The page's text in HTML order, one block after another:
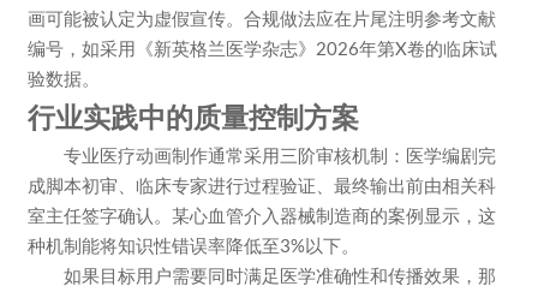
画可能被认定为虚假宣传。合规做法应在片尾注明参考文献
编号，如采用《新英格兰医学杂志》2026年第X卷的临床试
验数据。
行业实践中的质量控制方案
专业医疗动画制作通常采用三阶审核机制：医学编剧完
成脚本初审、临床专家进行过程验证、最终输出前由相关科
室主任签字确认。某心血管介入器械制造商的案例显示，这
种机制能将知识性错误率降低至3%以下。
如果目标用户需要同时满足医学准确性和传播效果，那